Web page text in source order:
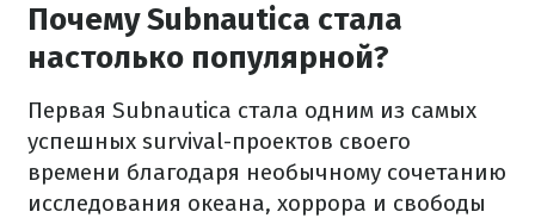
Почему Subnautica стала
настолько популярной?
Первая Subnautica стала одним из самых
успешных survival-проектов своего
времени благодаря необычному сочетанию
исследования океана, хоррора и свободы